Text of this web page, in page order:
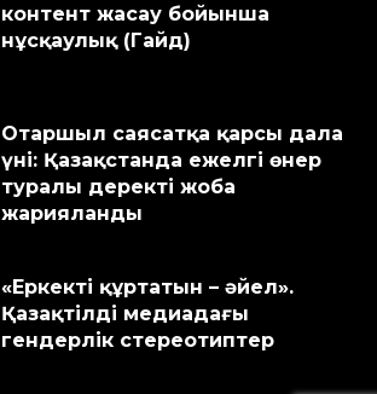
контент жасау бойынша
нұсқаулық (Гайд)
Отаршыл саясатқа қарсы дала
үні: Қазақстанда ежелгі өнер
туралы деректі жоба
жарияланды
«Еркекті құртатын – әйел».
Қазақтілді медиадағы
гендерлік стереотиптер